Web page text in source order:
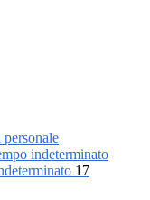
indeterminato
17